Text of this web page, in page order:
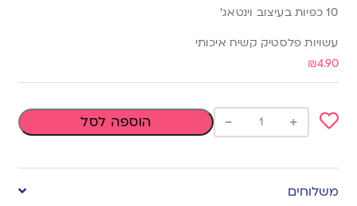
10 כפיות בעיצוב וינטאג׳
עשויות פלסטיק קשיח איכותי
₪4.90
to
wishlist
+
- הוספה לסל
משלוחים